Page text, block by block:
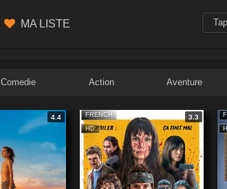
MA LISTE
Comedie Action Aventure
4.4
HD
FRENCH 3.3